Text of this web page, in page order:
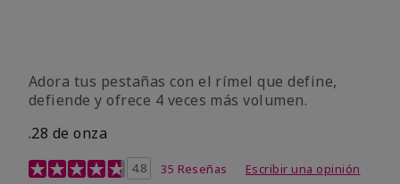
Adora tus pestañas con el rímel que define,
defiende y ofrece 4 veces más volumen.
.28 de onza
Calificación de clientes de 3,7 de 5
4.8 35 Reseñas Escribir una opinión